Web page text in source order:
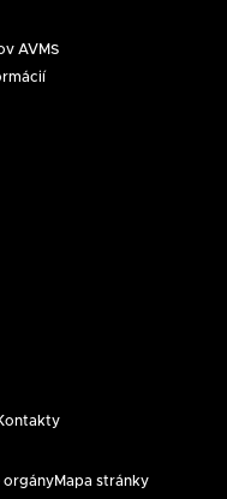
AVMS
orgányMapa stránky